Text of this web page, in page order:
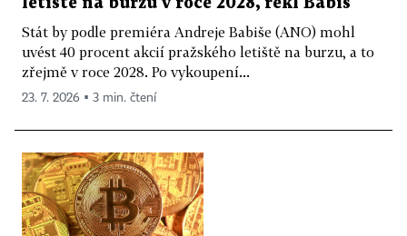
Stát by podle premiéra Andreje Babiše (ANO) mohl
uvést 40 procent akcií pražského letiště na burzu, a to
zřejmě v roce 2028. Po vykoupení...
23. 7. 2026 ▪ 3 min. čtení